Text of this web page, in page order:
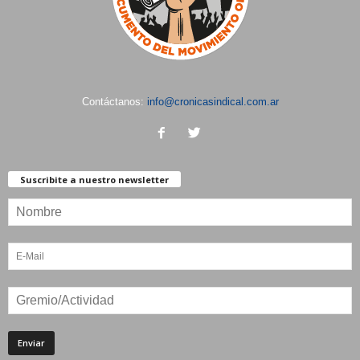
Contáctanos: info@cronicasindical.com.ar
Suscribite a nuestro newsletter